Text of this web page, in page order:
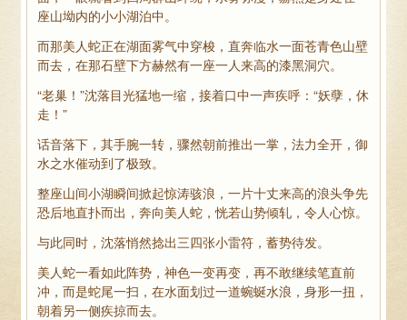
座山坳内的小小湖泊中。
而那美人蛇正在湖面雾气中穿梭，直奔临水一面苍青色山壁
而去，在那石壁下方赫然有一座一人来高的漆黑洞穴。
“老巢！”沈落目光猛地一缩，接着口中一声疾呼：“妖孽，休
走！”
话音落下，其手腕一转，骤然朝前推出一掌，法力全开，御
水之水催动到了极致。
整座山间小湖瞬间掀起惊涛骇浪，一片十丈来高的浪头争先
恐后地直扑而出，奔向美人蛇，恍若山势倾轧，令人心惊。
与此同时，沈落悄然捻出三四张小雷符，蓄势待发。
美人蛇一看如此阵势，神色一变再变，再不敢继续笔直前
冲，而是蛇尾一扫，在水面划过一道蜿蜒水浪，身形一扭，
朝着另一侧疾掠而去。